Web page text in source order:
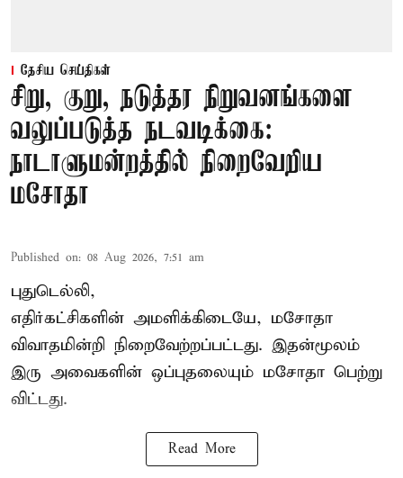
தேசிய செய்திகள்
சிறு, குறு, நடுத்தர நிறுவனங்களை
வலுப்படுத்த நடவடிக்கை:
நாடாளுமன்றத்தில் நிறைவேறிய
மசோதா
Published on: 08 Aug 2026, 7:51 am
புதுடெல்லி,
எதிர்கட்சிகளின் அமளிக்கிடையே, மசோதா
விவாதமின்றி நிறைவேற்றப்பட்டது. இதன்மூலம்
இரு அவைகளின் ஒப்புதலையும் மசோதா பெற்று
விட்டது.
Read More